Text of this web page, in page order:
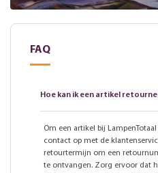
FAQ
Hoe kan ik een artikel
Om een artikel bij
contact op met de
retourtermijn om een
te ontvangen. Zorg ervoor dat